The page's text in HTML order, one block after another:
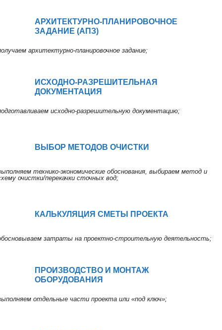
АРХИТЕКТУРНО-ПЛАНИРОВОЧНОЕ
ЗАДАНИЕ (АПЗ)
архитектурно-планировочное задание;
ИСХОДНО-РАЗРЕШИТЕЛЬНАЯ
ДОКУМЕНТАЦИЯ
исходно-разрешительную документацию;
ВЫБОР МЕТОДОВ ОЧИСТКИ
технико-экономические обоснования, выбираем метод и
очистки/перекачки сточных вод;
КАЛЬКУЛЯЦИЯ СМЕТЫ ПРОЕКТА
затраты на проектно-строительную деятельность;
ПРОИЗВОДСТВО И МОНТАЖ
ОБОРУДОВАНИЯ
отдельные части проекта или «под ключ»;